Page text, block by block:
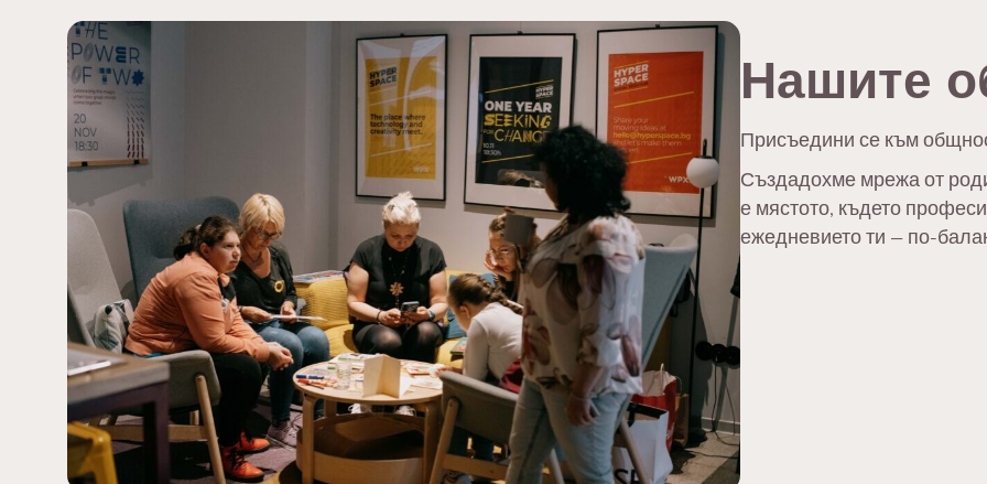
Нашите
Присъедини се към
Създадохме мрежа от
е мястото, където
ежедневието ти – по-